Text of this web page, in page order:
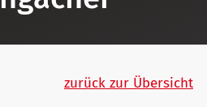
zurück zur Übersicht